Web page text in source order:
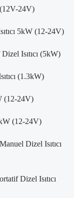
24V)
5kW (12-24V)
Isıtıcı (5kW)
(1.3kW)
(12-24V)
(12-24V)
Dizel Isıtıcı
Dizel Isıtıcı